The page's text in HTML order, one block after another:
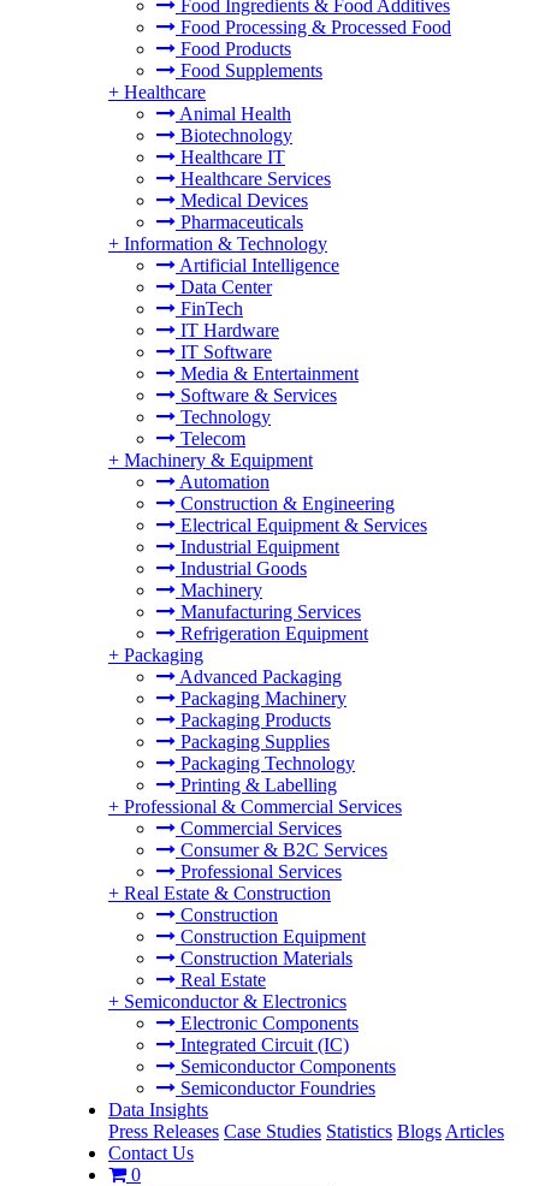
Food Ingredients & Food Additives
Food Processing & Processed Food
Food Products
Food Supplements
+ Healthcare
Animal Health
Biotechnology
Healthcare IT
Healthcare Services
Medical Devices
Pharmaceuticals
+ Information & Technology
Artificial Intelligence
Data Center
FinTech
IT Hardware
IT Software
Media & Entertainment
Software & Services
Technology
Telecom
+ Machinery & Equipment
Automation
Construction & Engineering
Electrical Equipment & Services
Industrial Equipment
Industrial Goods
Machinery
Manufacturing Services
Refrigeration Equipment
+ Packaging
Advanced Packaging
Packaging Machinery
Packaging Products
Packaging Supplies
Packaging Technology
Printing & Labelling
+ Professional & Commercial Services
Commercial Services
Consumer & B2C Services
Professional Services
+ Real Estate & Construction
Construction
Construction Equipment
Construction Materials
Real Estate
+ Semiconductor & Electronics
Electronic Components
Integrated Circuit (IC)
Semiconductor Components
Semiconductor Foundries
Data Insights
Press Releases Case Studies Statistics Blogs Articles
Contact Us
0